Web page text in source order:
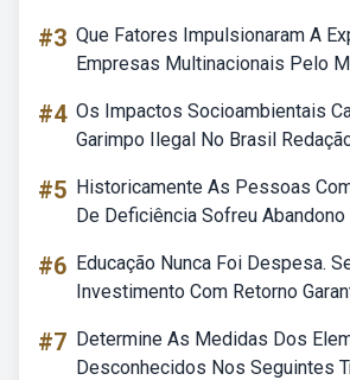
#3 Que Fatores Impulsionaram A
Empresas Multinacionais Pelo
#4 Os Impactos Socioambientais
Garimpo Ilegal No Brasil
#5 Historicamente As Pessoas
De Deficiência Sofreu Abandono
#6 Educação Nunca Foi Despesa.
Investimento Com Retorno
#7 Determine As Medidas Dos
Desconhecidos Nos Seguintes